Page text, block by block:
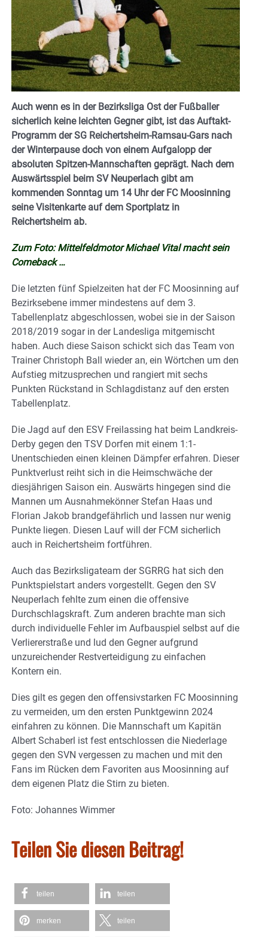
Auch wenn es in der Bezirksliga Ost der Fußballer
sicherlich keine leichten Gegner gibt, ist das Auftakt-
Programm der SG Reichertsheim-Ramsau-Gars nach
der Winterpause doch von einem Aufgalopp der
absoluten Spitzen-Mannschaften geprägt. Nach dem
Auswärtsspiel beim SV Neuperlach gibt am
kommenden Sonntag um 14 Uhr der FC Moosinning
seine Visitenkarte auf dem Sportplatz in
Reichertsheim ab.
Zum Foto: Mittelfeldmotor Michael Vital macht sein
Comeback …
Die letzten fünf Spielzeiten hat der FC Moosinning auf
Bezirksebene immer mindestens auf dem 3.
Tabellenplatz abgeschlossen, wobei sie in der Saison
2018/2019 sogar in der Landesliga mitgemischt
haben. Auch diese Saison schickt sich das Team von
Trainer Christoph Ball wieder an, ein Wörtchen um den
Aufstieg mitzusprechen und rangiert mit sechs
Punkten Rückstand in Schlagdistanz auf den ersten
Tabellenplatz.
Die Jagd auf den ESV Freilassing hat beim Landkreis-
Derby gegen den TSV Dorfen mit einem 1:1-
Unentschieden einen kleinen Dämpfer erfahren. Dieser
Punktverlust reiht sich in die Heimschwäche der
diesjährigen Saison ein. Auswärts hingegen sind die
Mannen um Ausnahmekönner Stefan Haas und
Florian Jakob brandgefährlich und lassen nur wenig
Punkte liegen. Diesen Lauf will der FCM sicherlich
auch in Reichertsheim fortführen.
Auch das Bezirksligateam der SGRRG hat sich den
Punktspielstart anders vorgestellt. Gegen den SV
Neuperlach fehlte zum einen die offensive
Durchschlagskraft. Zum anderen brachte man sich
durch individuelle Fehler im Aufbauspiel selbst auf die
Verliererstraße und lud den Gegner aufgrund
unzureichender Restverteidigung zu einfachen
Kontern ein.
Dies gilt es gegen den offensivstarken FC Moosinning
zu vermeiden, um den ersten Punktgewinn 2024
einfahren zu können. Die Mannschaft um Kapitän
Albert Schaberl ist fest entschlossen die Niederlage
gegen den SVN vergessen zu machen und mit den
Fans im Rücken dem Favoriten aus Moosinning auf
dem eigenen Platz die Stirn zu bieten.
Foto: Johannes Wimmer
Teilen Sie diesen Beitrag!
teilen teilen
merken teilen